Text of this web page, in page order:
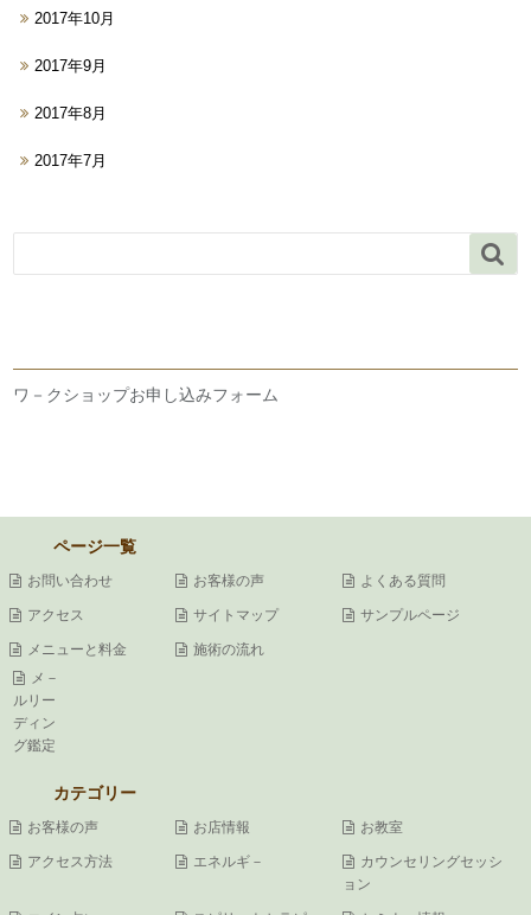
2017年10月
2017年9月
2017年8月
2017年7月

ワ－クショップお申し込みフォーム
ページ一覧
お問い合わせ お客様の声 よくある質問
アクセス サイトマップ サンプルページ
メニューと料金
メ－
ルリー
ディン
グ鑑定
施術の流れ
カテゴリー
お客様の声 お店情報 お教室
アクセス方法 エネルギ－
カウンセリングセッシ
ョン